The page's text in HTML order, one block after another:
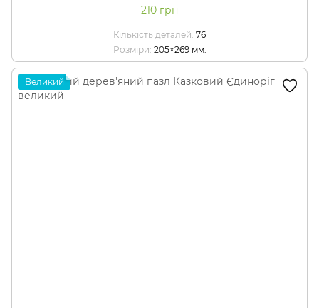
210 грн
Кількість деталей 76
Розміри 205×269 мм.
Великий